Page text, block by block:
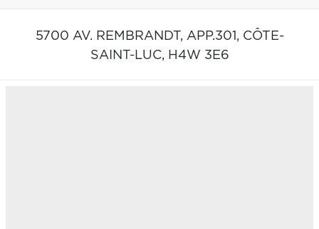
5700 AV. REMBRANDT, APP.301, CÔTE-
SAINT-LUC, H4W 3E6